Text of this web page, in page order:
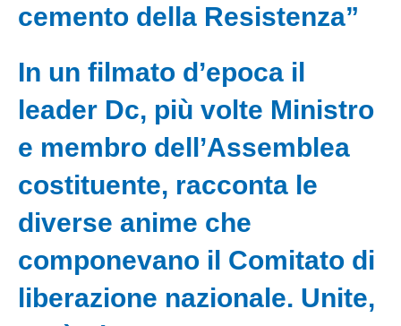
cemento della Resistenza”
In un filmato d’epoca il
leader Dc, più volte Ministro
e membro dell’Assemblea
costituente, racconta le
diverse anime che
componevano il Comitato di
liberazione nazionale. Unite,